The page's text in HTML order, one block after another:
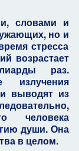
словами и
но и
стресса
возрастает
раз.
излучения
выводят из
человека
души. Она
в целом.